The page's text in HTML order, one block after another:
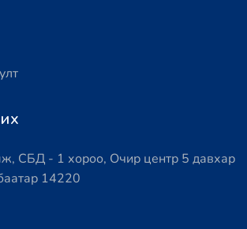
СБД - 1 хороо, Очир центр 5 давхар
14220